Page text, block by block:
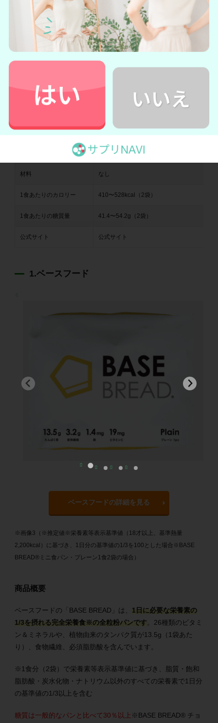
腹持ちが気になる方には食事系の置き換えダイエット食品が
よいでしょう。おすすめ商品を5つご紹介します。
ベースフード
価格 ベースブレッド14袋セット：3,018円 （2回
14袋
材料 なし
1食あたりのカロリー 410〜528kcal（2袋）
1食あたりの糖質量 41.4〜54.2g（2袋）
公式サイト 公式サイト
1.ベースフード
ベースフードの詳細を見る
※画像3（※推定値※栄養素等表示基準値（18才以上、基準熱量
2,200kcal）に基づき、1日分の基準値の1/3を100とした場合※BASE
BREAD®︎ミニ食パン・プレーン1食2袋の場合）
商品概要
ベースフードの「BASE BREAD」は、 1日に必要な栄養素の
1/3を摂れる完全栄養食※の全粒粉パンです 。26種類のビタミ
ン＆ミネラルや、植物由来のタンパク質が13.5g（1袋あた
り）、食物繊維、必須脂肪酸を含んでいます。
※1食分（2袋）で栄養素等表示基準値に基づき、脂質・飽和
脂肪酸・炭水化物・ナトリウム以外のすべての栄養素で1日分
の基準値の1/3以上を含む
糖質は一般的なパンと比べて30％以上 ※BASE BREAD® チョ